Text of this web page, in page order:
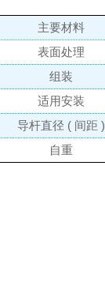
主要材料
表面处理
组装
适用安装
导杆直径 ( 间距 )
自重